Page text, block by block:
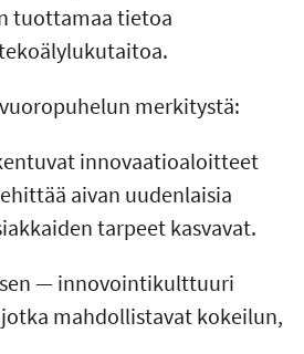
tuottamaa tietoa
merkitystä:
innovaatioaloitteet
aivan uudenlaisia
tarpeet kasvavat.
— innovointikulttuuri
mahdollistavat kokeilun,